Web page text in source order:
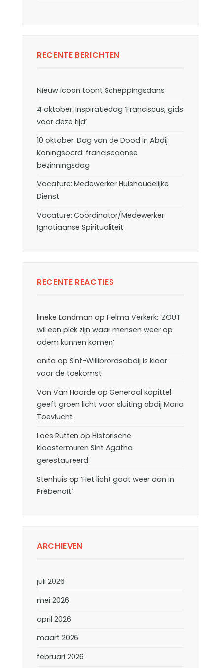
RECENTE BERICHTEN
Nieuw icoon toont Scheppingsdans
4 oktober: Inspiratiedag ‘Franciscus, gids
voor deze tijd’
10 oktober: Dag van de Dood in Abdij
Koningsoord: franciscaanse
bezinningsdag
Vacature: Medewerker Huishoudelijke
Dienst
Vacature: Coördinator/Medewerker
Ignatiaanse Spiritualiteit
RECENTE REACTIES
lineke Landman op Helma Verkerk: ‘ZOUT
wil een plek zijn waar mensen weer op
adem kunnen komen’
anita op Sint-Willibrordsabdij is klaar
voor de toekomst
Van Van Hoorde op Generaal Kapittel
geeft groen licht voor sluiting abdij Maria
Toevlucht
Loes Rutten op Historische
kloostermuren Sint Agatha
gerestaureerd
Stenhuis op ‘Het licht gaat weer aan in
Prébenoit’
ARCHIEVEN
juli 2026
mei 2026
april 2026
maart 2026
februari 2026